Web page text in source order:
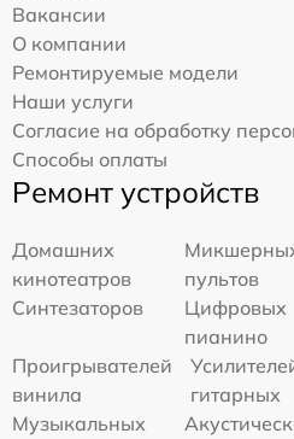
Вакансии
О компании
Ремонтируемые модели
Наши услуги
Согласие на обработку
Способы оплаты
Ремонт устройств
Домашних
кинотеатров
пультов
Синтезаторов
Цифровых
пианино
Проигрывателей
винила
гитарных
Музыкальных